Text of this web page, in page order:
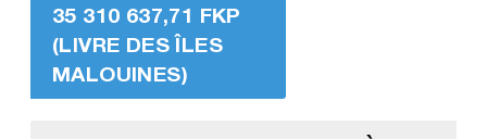
35 310 637,71 FKP
(LIVRE DES ÎLES
MALOUINES)